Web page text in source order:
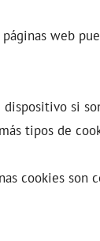
web
si
tipos de
cookies son